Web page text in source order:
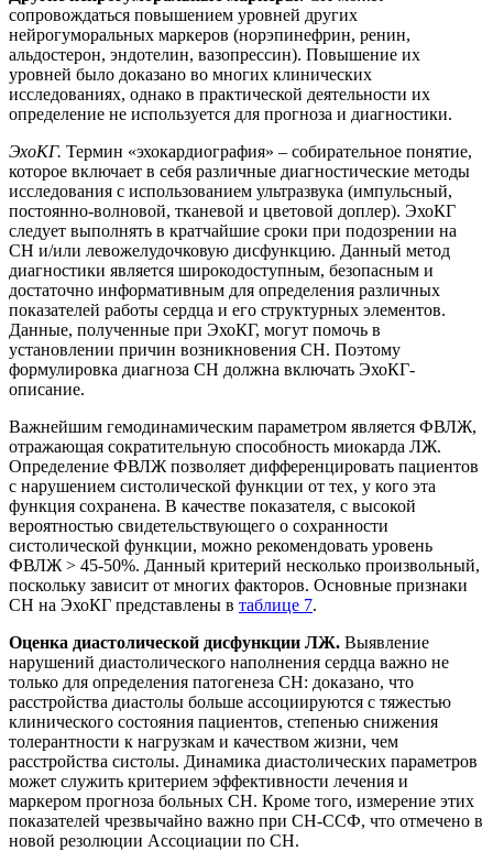
сопровождаться повышением уровней других
нейрогуморальных маркеров (норэпинефрин, ренин,
альдостерон, эндотелин, вазопрессин). Повышение их
уровней было доказано во многих клинических
исследованиях, однако в практической деятельности их
определение не используется для прогноза и диагностики.
ЭхоКГ. Термин «эхокардиография» – собирательное понятие,
которое включает в себя различные диагностические методы
исследования с использованием ультразвука (импульсный,
постоянно-волновой, тканевой и цветовой доплер). ЭхоКГ
следует выполнять в кратчайшие сроки при подозрении на
СН и/или левожелудочковую дисфункцию. Данный метод
диагностики является широкодоступным, безопасным и
достаточно информативным для определения различных
показателей работы сердца и его структурных элементов.
Данные, полученные при ЭхоКГ, могут помочь в
установлении причин возникновения СН. Поэтому
формулировка диагноза СН должна включать ЭхоКГ-
описание.
Важнейшим гемодинамическим параметром является ФВЛЖ,
отражающая сократительную способность миокарда ЛЖ.
Определение ФВЛЖ позволяет дифференцировать пациентов
с нарушением систолической функции от тех, у кого эта
функция сохранена. В качестве показателя, с высокой
вероятностью свидетельствующего о сохранности
систолической функции, можно рекомендовать уровень
ФВЛЖ > 45-50%. Данный критерий несколько произвольный,
поскольку зависит от многих факторов. Основные признаки
СН на ЭхоКГ представлены в таблице 7.
Оценка диастолической дисфункции ЛЖ. Выявление
нарушений диастолического наполнения сердца важно не
только для определения патогенеза СН: доказано, что
расстройства диастолы больше ассоциируются с тяжестью
клинического состояния пациентов, степенью снижения
толерантности к нагрузкам и качеством жизни, чем
расстройства систолы. Динамика диастолических параметров
может служить критерием эффективности лечения и
маркером прогноза больных СН. Кроме того, измерение этих
показателей чрезвычайно важно при СН-ССФ, что отмечено в
новой резолюции Ассоциации по СН.